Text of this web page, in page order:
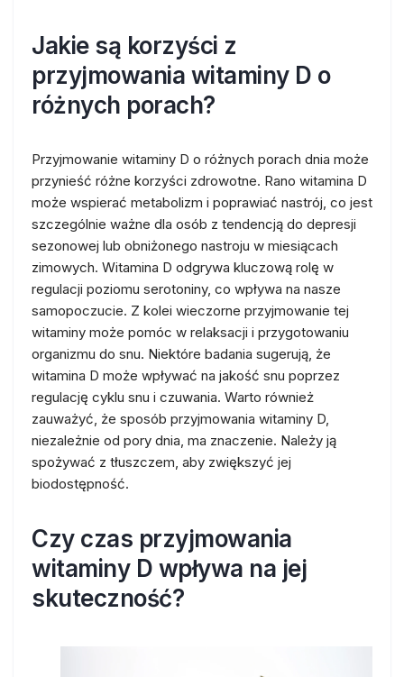
Jakie są korzyści z
przyjmowania witaminy D o
różnych porach?
Przyjmowanie witaminy D o różnych porach dnia może
przynieść różne korzyści zdrowotne. Rano witamina D
może wspierać metabolizm i poprawiać nastrój, co jest
szczególnie ważne dla osób z tendencją do depresji
sezonowej lub obniżonego nastroju w miesiącach
zimowych. Witamina D odgrywa kluczową rolę w
regulacji poziomu serotoniny, co wpływa na nasze
samopoczucie. Z kolei wieczorne przyjmowanie tej
witaminy może pomóc w relaksacji i przygotowaniu
organizmu do snu. Niektóre badania sugerują, że
witamina D może wpływać na jakość snu poprzez
regulację cyklu snu i czuwania. Warto również
zauważyć, że sposób przyjmowania witaminy D,
niezależnie od pory dnia, ma znaczenie. Należy ją
spożywać z tłuszczem, aby zwiększyć jej
biodostępność.
Czy czas przyjmowania
witaminy D wpływa na jej
skuteczność?